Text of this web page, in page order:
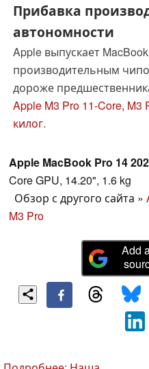
Прибавка
автономности
Apple выпускает
производительным
дороже
сравнению с последним
производительность и
автономности.
Apple M3 Pro 11-Core, M3
килог.
Apple MacBook Pro 14
Core GPU, 14.20", 1.6 kg
Обзор с другого сайта »
M3 Pro
Add